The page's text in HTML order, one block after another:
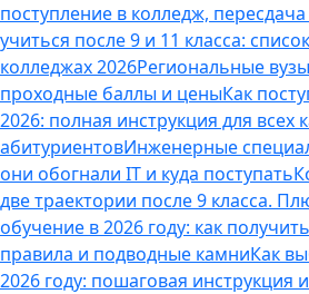
поступление в колледж,
учиться после 9 и 11 класса:
колледжах 2026Региональные
проходные баллы и ценыКак
2026: полная инструкция для всех
абитуриентовИнженерные
они обогнали IT и куда поступать
две траектории после 9 класса.
обучение в 2026 году: как
правила и подводные камниКак
2026 году: пошаговая инструкция